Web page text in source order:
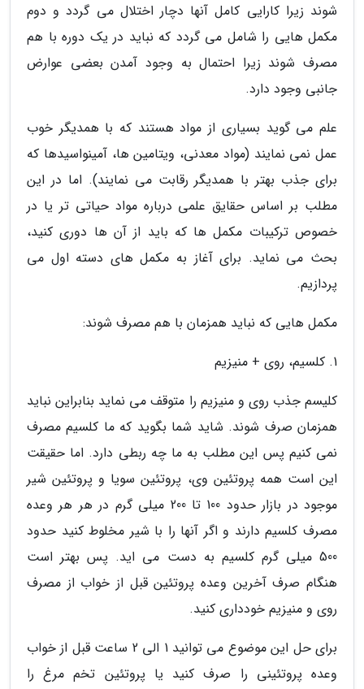
شوند زیرا کارایی کامل آنها دچار اختلال می گردد و دوم
مکمل هایی را شامل می گردد که نباید در یک دوره با هم
مصرف شوند زیرا احتمال به وجود آمدن بعضی عوارض
جانبی وجود دارد.
علم می گوید بسیاری از مواد هستند که با همدیگر خوب
عمل نمی نمایند (مواد معدنی، ویتامین ها، آمینواسیدها که
برای جذب بهتر با همدیگر رقابت می نمایند). اما در این
مطلب بر اساس حقایق علمی درباره مواد حیاتی تر یا در
خصوص ترکیبات مکمل ها که باید از آن ها دوری کنید،
بحث می نماید. برای آغاز به مکمل های دسته اول می
پردازیم.
مکمل هایی که نباید همزمان با هم مصرف شوند:
1. کلسیم، روی + منیزیم
کلیسم جذب روی و منیزیم را متوقف می نماید بنابراین نباید
همزمان صرف شوند. شاید شما بگوید که ما کلسیم مصرف
نمی کنیم پس این مطلب به ما چه ربطی دارد. اما حقیقت
این است همه پروتئین وی، پروتئین سویا و پروتئین شیر
موجود در بازار حدود 100 تا 200 میلی گرم در هر هر وعده
مصرف کلسیم دارند و اگر آنها را با شیر مخلوط کنید حدود
500 میلی گرم کلسیم به دست می اید. پس بهتر است
هنگام صرف آخرین وعده پروتئین قبل از خواب از مصرف
روی و منیزیم خودداری کنید.
برای حل این موضوع می توانید 1 الی 2 ساعت قبل از خواب
وعده پروتئینی را صرف کنید یا پروتئین تخم مرغ را